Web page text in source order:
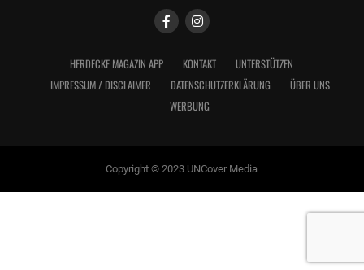
HERDECKE MAGAZIN APP KONTAKT
UNTERSTÜTZEN
IMPRESSUM / DISCLAIMER
DATENSCHUTZERKLÄRUNG
ÜBER UNS
WERBUNG
Copyright © 2023 UNCover Media